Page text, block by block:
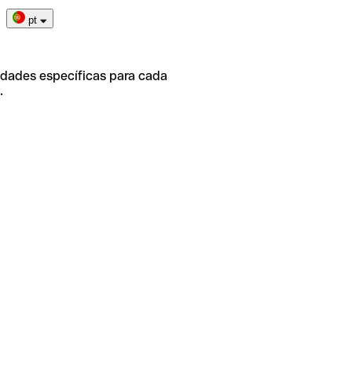
pt
específicas para cada